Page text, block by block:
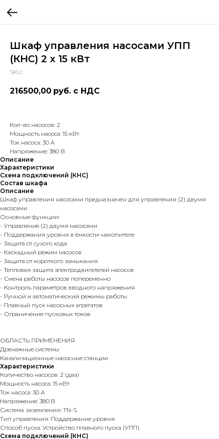
Шкаф управления насосами УПП
(КНС) 2 х 15 кВт
SKU:
216500,00 руб. с НДС
Кол-во насосов: 2
Мощность насоса: 15 кВт
Ток насоса: 30 А
Напряжение: 380 В
Описание
Характеристики
Схема подключений (КНС)
Состав шкафа
Описание
Шкаф управления насосами предназначен для управления (2) двумя
насосами
Основные функции:
- Управление (2) двумя насосами
- Поддержания уровня в ёмкости-накопителе
- Защита от сухого хода
- Каскадный режим насосов
- Защита от короткого замыкания
- Тепловая защита электродвигателей насосов
- Смена работы насосов попеременно
- Контроль параметров вводного напряжения
- Ручной и автоматический режимы работы
- Плавный пуск насосных агрегатов
- Ограничение пусковых токов
ОБЛАСТЬ ПРИМЕНЕНИЯ
Дренажные системы
Канализационные насосные станции
Характеристики
Количество насосов: 2 (два)
Мощность насоса: 15 кВт
Ток насоса: 30 А
Напряжение: 380 В
Система заземления: TN-S
Тип управления: Поддержание уровня
Способ пуска: Устройство плавного пуска (УПП)
Схема подключений (КНС)